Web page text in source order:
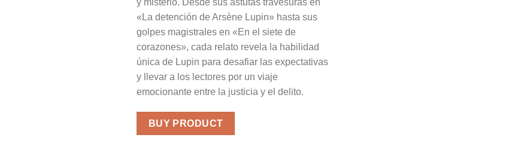
«La detención de Arsène Lupin» hasta sus
golpes magistrales en «En el siete de
corazones», cada relato revela la habilidad
única de Lupin para desafiar las expectativas
y llevar a los lectores por un viaje
emocionante entre la justicia y el delito.
BUY PRODUCT